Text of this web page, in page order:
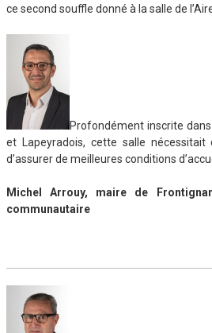
ce second souffle donné à la salle de
Profondément inscrite
et Lapeyradois, cette salle
d’assurer de meilleures conditions
Michel Arrouy, maire de
communautaire